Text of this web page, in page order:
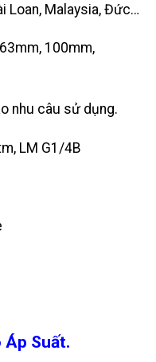
Loan, Malaysia, Đức…
100mm,
nhu câu sử dụng.
LM G1/4B
Áp Suất.